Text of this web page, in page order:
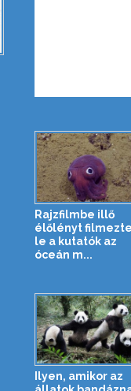
Rajzfilmbe illő
élőlényt
le a kutatók az
óceán m...
Ilyen, amikor az